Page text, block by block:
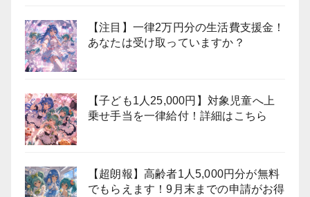
【注目】一律2万円分の生活費支援金！
あなたは受け取っていますか？
【子ども1人25,000円】対象児童へ上
乗せ手当を一律給付！詳細はこちら
【超朗報】高齢者1人5,000円分が無料
でもらえます！9月末までの申請がお得